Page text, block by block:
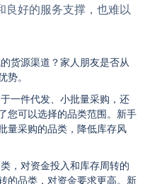
良好的服务支撑，也难以
货源渠道？家人朋友是否从
。
一件代发、小批量采购，还
您可以选择的品类范围。新手
量采购的品类，降低库存风
，对资金投入和库存周转的
的品类，对资金要求更高。新